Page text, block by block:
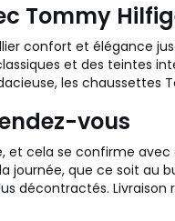
Tommy
confort et élégance
et des teintes
les chaussettes
vous
et cela se confirme
journée, que ce soit au
décontractés.